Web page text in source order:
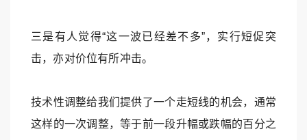
三是有人觉得“这一波已经差不多”，实行短促突
击，亦对价位有所冲击。
技术性调整给我们提供了一个走短线的机会，通常
这样的一次调整，等于前一段升幅或跌幅的百分之